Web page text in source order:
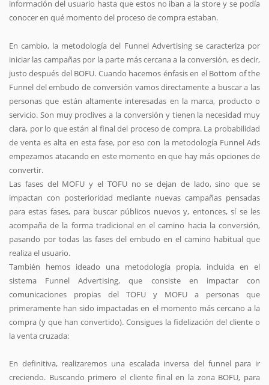
información del usuario hasta que estos no iban a la store y se podía
conocer en qué momento del proceso de compra estaban.
En cambio, la metodología del Funnel Advertising se caracteriza por
iniciar las campañas por la parte más cercana a la conversión, es decir,
justo después del BOFU. Cuando hacemos énfasis en el Bottom of the
Funnel del embudo de conversión vamos directamente a buscar a las
personas que están altamente interesadas en la marca, producto o
servicio. Son muy proclives a la conversión y tienen la necesidad muy
clara, por lo que están al final del proceso de compra. La probabilidad
de venta es alta en esta fase, por eso con la metodología Funnel Ads
empezamos atacando en este momento en que hay más opciones de
convertir.
Las fases del MOFU y el TOFU no se dejan de lado, sino que se
impactan con posterioridad mediante nuevas campañas pensadas
para estas fases, para buscar públicos nuevos y, entonces, sí se les
acompaña de la forma tradicional en el camino hacia la conversión,
pasando por todas las fases del embudo en el camino habitual que
realiza el usuario.
También hemos ideado una metodología propia, incluida en el
sistema Funnel Advertising, que consiste en impactar con
comunicaciones propias del TOFU y MOFU a personas que
primeramente han sido impactadas en el momento más cercano a la
compra (y que han convertido). Consigues la fidelización del cliente o
la venta cruzada:
En definitiva, realizaremos una escalada inversa del funnel para ir
creciendo. Buscando primero el cliente final en la zona BOFU, para